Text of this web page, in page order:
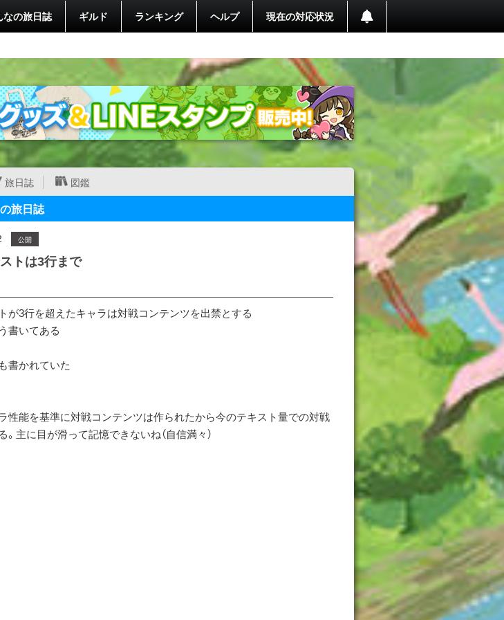
なの旅日誌 ギルド ランキング ヘルプ 現在の対応状況
旅日誌 図鑑
旅日誌
公開
トは3行まで
が3行を超えたキャラは対戦コンテンツを出禁とする
書いてある
書かれていた
性能を基準に対戦コンテンツは作られたから今のテキスト量での対戦
。主に目が滑って記憶できないね（自信満々）